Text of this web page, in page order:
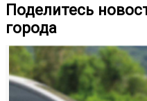
Поделитесь
города